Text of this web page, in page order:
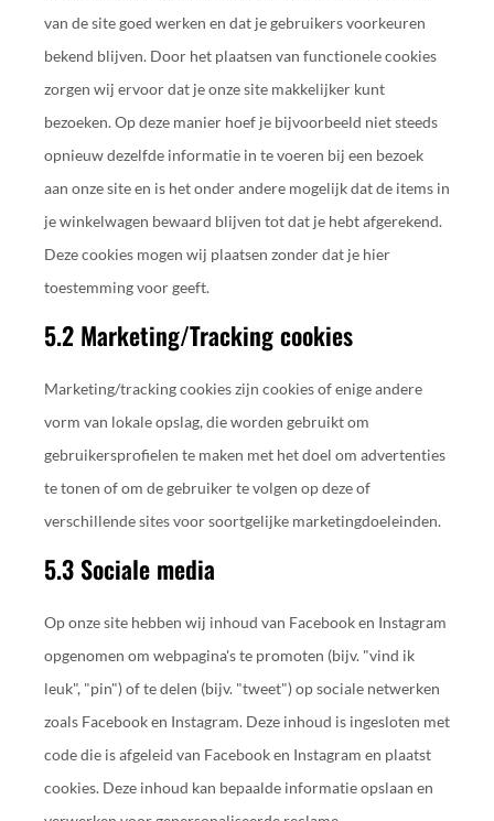
van de site goed werken en dat je gebruikers voorkeuren
bekend blijven. Door het plaatsen van functionele cookies
zorgen wij ervoor dat je onze site makkelijker kunt
bezoeken. Op deze manier hoef je bijvoorbeeld niet steeds
opnieuw dezelfde informatie in te voeren bij een bezoek
aan onze site en is het onder andere mogelijk dat de items in
je winkelwagen bewaard blijven tot dat je hebt afgerekend.
Deze cookies mogen wij plaatsen zonder dat je hier
toestemming voor geeft.
5.2 Marketing/Tracking cookies
Marketing/tracking cookies zijn cookies of enige andere
vorm van lokale opslag, die worden gebruikt om
gebruikersprofielen te maken met het doel om advertenties
te tonen of om de gebruiker te volgen op deze of
verschillende sites voor soortgelijke marketingdoeleinden.
5.3 Sociale media
Op onze site hebben wij inhoud van Facebook en Instagram
opgenomen om webpagina's te promoten (bijv. "vind ik
leuk", "pin") of te delen (bijv. "tweet") op sociale netwerken
zoals Facebook en Instagram. Deze inhoud is ingesloten met
code die is afgeleid van Facebook en Instagram en plaatst
cookies. Deze inhoud kan bepaalde informatie opslaan en